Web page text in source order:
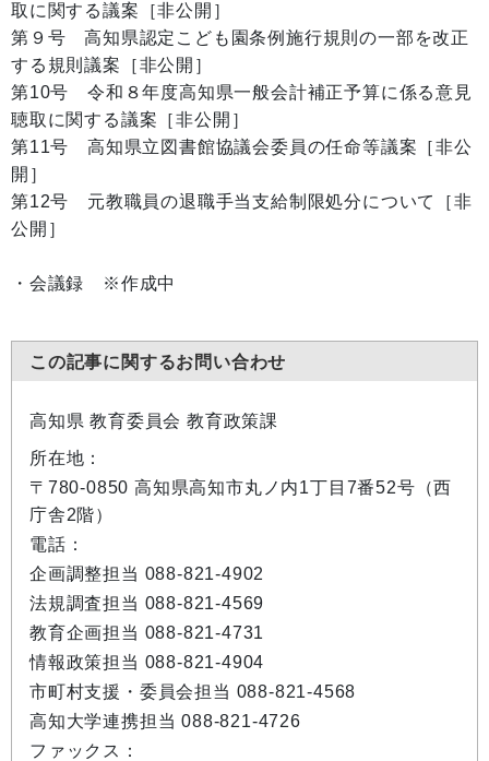
取に関する議案［非公開］
第９号 高知県認定こども園条例施行規則の一部を改正
する規則議案［非公開］
第10号 令和８年度高知県一般会計補正予算に係る意見
聴取に関する議案［非公開］
第11号 高知県立図書館協議会委員の任命等議案［非公
開］
第12号 元教職員の退職手当支給制限処分について［非
公開］
・会議録 ※作成中
この記事に関するお問い合わせ
高知県 教育委員会 教育政策課
所在地：
〒780-0850 高知県高知市丸ノ内1丁目7番52号（西
庁舎2階）
電話：
企画調整担当 088-821-4902
法規調査担当 088-821-4569
教育企画担当 088-821-4731
情報政策担当 088-821-4904
市町村支援・委員会担当 088-821-4568
高知大学連携担当 088-821-4726
ファックス：